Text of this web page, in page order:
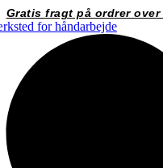
Gratis fragt på ordrer over